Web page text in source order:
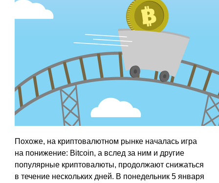
Похоже, на криптовалютном рынке началась игра
на понижение: Bitcoin, а вслед за ним и другие
популярные криптовалюты, продолжают снижаться
в течение нескольких дней. В понедельник 5 января